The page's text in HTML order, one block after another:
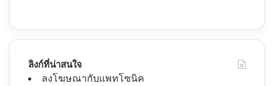
ลิงก์ที่น่าสนใจ
ลงโฆษณากับแพทโซนิค